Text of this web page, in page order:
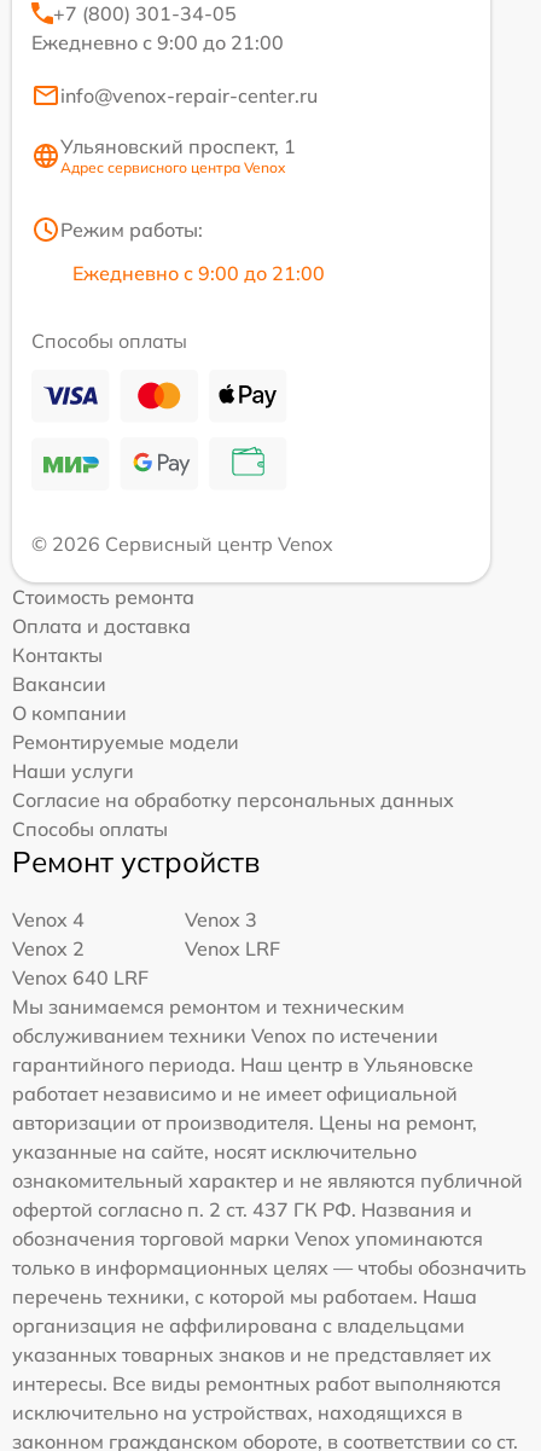
+7 (800) 301-34-05
Ежедневно с 9:00 до 21:00
info@venox-repair-center.ru
Ульяновский проспект, 1
Адрес сервисного центра Venox
Режим работы:
Ежедневно с 9:00 до 21:00
Способы оплаты
© 2026 Сервисный центр Venox
Стоимость ремонта
Оплата и доставка
Контакты
Вакансии
О компании
Ремонтируемые модели
Наши услуги
Согласие на обработку персональных данных
Способы оплаты
Ремонт устройств
Venox 4
Venox 3
Venox 2
Venox LRF
Venox 640 LRF
Мы занимаемся ремонтом и техническим
обслуживанием техники Venox по истечении
гарантийного периода. Наш центр в Ульяновске
работает независимо и не имеет официальной
авторизации от производителя. Цены на ремонт,
указанные на сайте, носят исключительно
ознакомительный характер и не являются публичной
офертой согласно п. 2 ст. 437 ГК РФ. Названия и
обозначения торговой марки Venox упоминаются
только в информационных целях — чтобы обозначить
перечень техники, с которой мы работаем. Наша
организация не аффилирована с владельцами
указанных товарных знаков и не представляет их
интересы. Все виды ремонтных работ выполняются
исключительно на устройствах, находящихся в
законном гражданском обороте, в соответствии со ст.